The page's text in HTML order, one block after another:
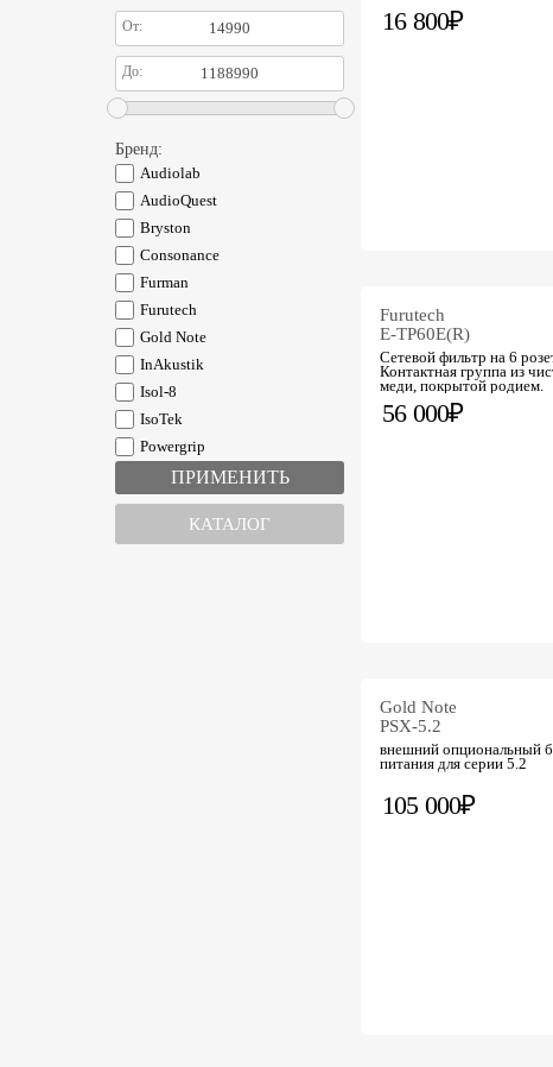
От:
До:
Бренд:
Audiolab
AudioQuest
Bryston
Consonance
Furman
Furutech
Gold Note
InAkustik
Isol-8
IsoTek
Powergrip
PS audio
Supra Cables
КАТАЛОГ
16 800₽
Furutech
E-TP60E(R)
Сетевой фильтр на 6
Контактная группа из
меди, покрытой родием.
56 000₽
Gold Note
PSX-5.2
внешний опциональный
питания для серии 5.2
105 000₽